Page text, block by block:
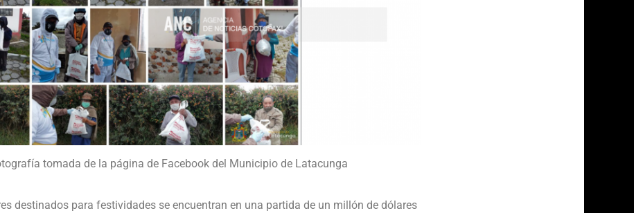
tomada de la página de Facebook del Municipio de Latacunga
destinados para festividades se encuentran en una partida de un millón de dólares